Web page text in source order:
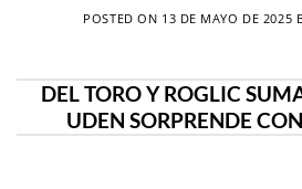
POSTED ON 13 DE MAYO DE 2025
DEL TORO Y ROGLIC
UDEN SORPRENDE